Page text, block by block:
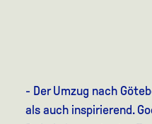
- Der Umzug nach
als auch inspirierend.